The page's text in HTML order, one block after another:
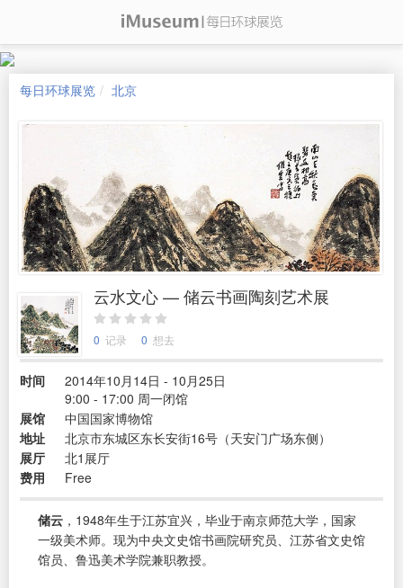
每日环球展览 北京
云水文心 — 储云书画陶刻艺术展
0 记录 0 想去
时间
2014年10月14日 - 10月25日
9:00 - 17:00 周一闭馆
展馆
中国国家博物馆
地址
北京市东城区东长安街16号（天安门广场东侧）
展厅
北1展厅
费用
Free
储云 ，1948年生于江苏宜兴，毕业于南京师范大学，国家
一级美术师。现为中央文史馆书画院研究员、江苏省文史馆
馆员、鲁迅美术学院兼职教授。